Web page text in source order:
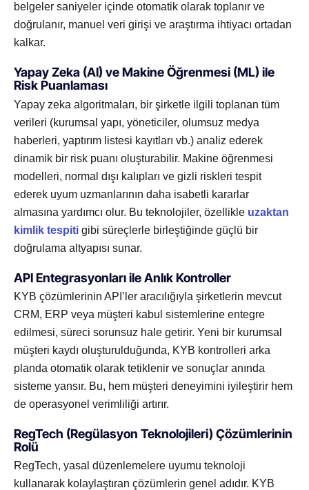
belgeler saniyeler içinde otomatik olarak toplanır ve
doğrulanır, manuel veri girişi ve araştırma ihtiyacı ortadan
kalkar.
Yapay Zeka (AI) ve Makine Öğrenmesi (ML) ile
Risk Puanlaması
Yapay zeka algoritmaları, bir şirketle ilgili toplanan tüm
verileri (kurumsal yapı, yöneticiler, olumsuz medya
haberleri, yaptırım listesi kayıtları vb.) analiz ederek
dinamik bir risk puanı oluşturabilir. Makine öğrenmesi
modelleri, normal dışı kalıpları ve gizli riskleri tespit
ederek uyum uzmanlarının daha isabetli kararlar
almasına yardımcı olur. Bu teknolojiler, özellikle uzaktan
kimlik tespiti gibi süreçlerle birleştiğinde güçlü bir
doğrulama altyapısı sunar.
API Entegrasyonları ile Anlık Kontroller
KYB çözümlerinin API’ler aracılığıyla şirketlerin mevcut
CRM, ERP veya müşteri kabul sistemlerine entegre
edilmesi, süreci sorunsuz hale getirir. Yeni bir kurumsal
müşteri kaydı oluşturulduğunda, KYB kontrolleri arka
planda otomatik olarak tetiklenir ve sonuçlar anında
sisteme yansır. Bu, hem müşteri deneyimini iyileştirir hem
de operasyonel verimliliği artırır.
RegTech (Regülasyon Teknolojileri) Çözümlerinin
Rolü
RegTech, yasal düzenlemelere uyumu teknoloji
kullanarak kolaylaştıran çözümlerin genel adıdır. KYB